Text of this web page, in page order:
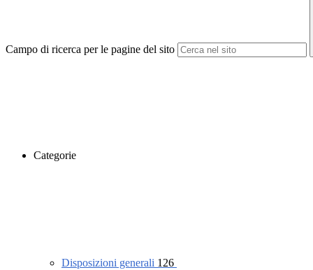
Campo di ricerca per le pagine del sito
Categorie
Disposizioni generali 126